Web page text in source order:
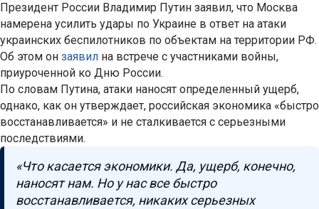
Президент России Владимир Путин заявил, что Москва
намерена усилить удары по Украине в ответ на атаки
украинских беспилотников по объектам на территории РФ.
Об этом он заявил на встрече с участниками войны,
приуроченной ко Дню России.
По словам Путина, атаки наносят определенный ущерб,
однако, как он утверждает, российская экономика «быстро
восстанавливается» и не сталкивается с серьезными
последствиями.
«Что касается экономики. Да, ущерб, конечно,
наносят нам. Но у нас все быстро
восстанавливается, никаких серьезных